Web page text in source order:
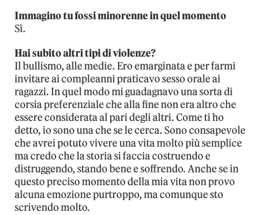
Immagino tu fossi minorenne in quel momento
Sì.
Hai subito altri tipi di violenze?
Il bullismo, alle medie. Ero emarginata e per farmi
invitare ai compleanni praticavo sesso orale ai
ragazzi. In quel modo mi guadagnavo una sorta di
corsia preferenziale che alla fine non era altro che
essere considerata al pari degli altri. Come ti ho
detto, io sono una che se le cerca. Sono consapevole
che avrei potuto vivere una vita molto più semplice
ma credo che la storia si faccia costruendo e
distruggendo, stando bene e soffrendo. Anche se in
questo preciso momento della mia vita non provo
alcuna emozione purtroppo, ma comunque sto
scrivendo molto.